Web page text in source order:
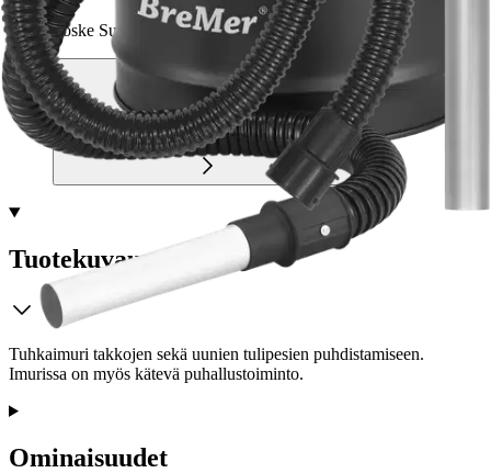
Etu ei koske Suuri‑lisäpalvelulla toimitettavia tuotteita.
Tarkista myymäläsaatavuus
Tuotekuvaus
Tuhkaimuri takkojen sekä uunien tulipesien puhdistamiseen.
Imurissa on myös kätevä puhallustoiminto.
Ominaisuudet